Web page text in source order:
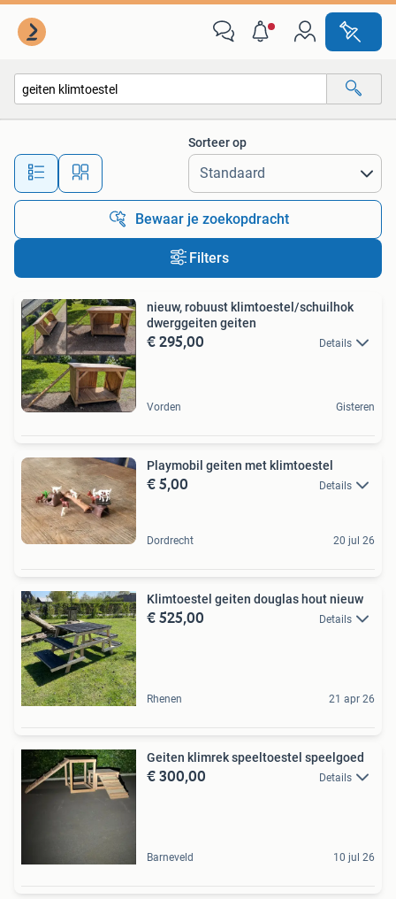
Alle afstanden…
Sorteer op
Bewaar je zoekopdracht
Filters
nieuw, robuust klimtoestel/schuilhok
dwerggeiten geiten
€ 295,00 Details
Vorden Gisteren
Playmobil geiten met klimtoestel
€ 5,00 Details
Dordrecht 20 jul 26
Klimtoestel geiten douglas hout nieuw
€ 525,00 Details
Rhenen 21 apr 26
Geiten klimrek speeltoestel speelgoed
€ 300,00 Details
Barneveld 10 jul 26